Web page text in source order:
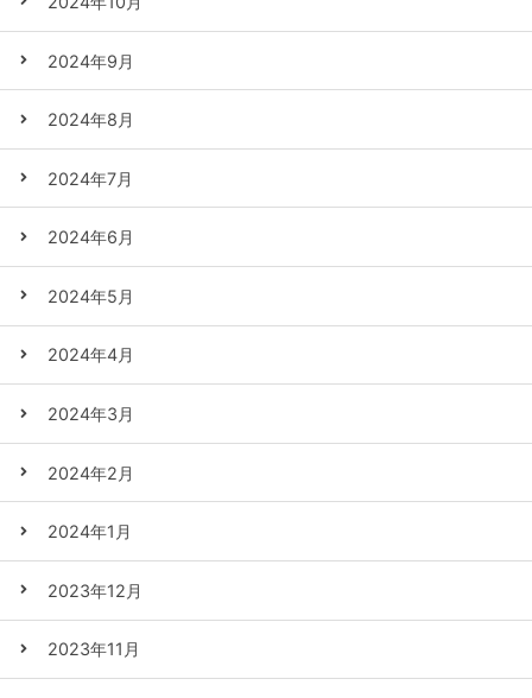
2024年9月
2024年8月
2024年7月
2024年6月
2024年5月
2024年4月
2024年3月
2024年2月
2024年1月
2023年12月
2023年11月